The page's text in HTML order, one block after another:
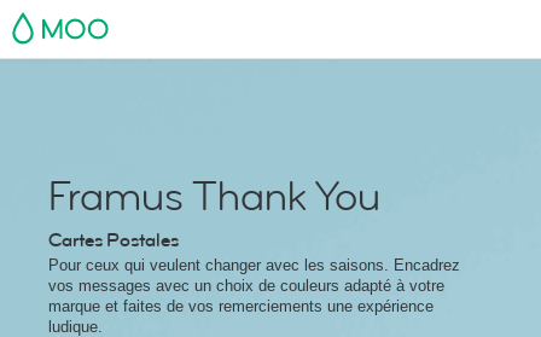
MOO
Framus Thank You
Cartes Postales
Pour ceux qui veulent changer avec les saisons. Encadrez
vos messages avec un choix de couleurs adapté à votre
marque et faites de vos remerciements une expérience
ludique.